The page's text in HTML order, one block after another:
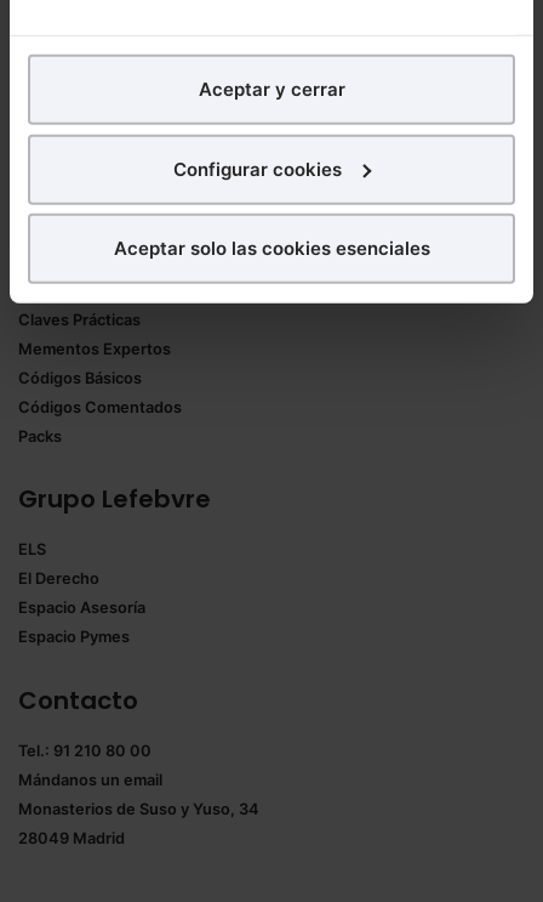
analíticospara tratar demejorar tu experienciaen
nuestra página web. También con fines publicitarios,
para poder mostrarte publicidad y contenidos de tu
¿Qué puedes hacer?
experiencia en la web sea óptima
Puedesaceptar solo las esenciales
todas las cookies excepto aquellas imprescindibles.
También puedes
seleccionar solo aquellas que quieras permitir en tu
navegador. Si no seleccionas ninguna utilizaremos
Aceptar y cerrar
Configurar cookies
Aceptar solo las cookies esenciales
Nuestro equipo
Librerías asociadas
Formularios Jurídicos
Manuales de Derecho
Claves Prácticas
Mementos Expertos
Códigos Básicos
Códigos Comentados
Packs
Grupo Lefebvre
ELS
El Derecho
Espacio Asesoría
Espacio Pymes
Contacto
Tel.: 91 210 80 00
Mándanos un email
Monasterios de Suso y Yuso, 34
28049 Madrid